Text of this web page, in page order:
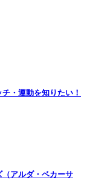
・運動を知りたい！
アルダ・ベカーサ